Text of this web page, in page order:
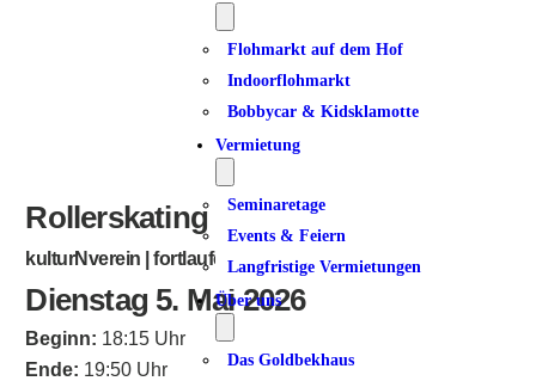
Flohmarkt auf dem Hof
Indoorflohmarkt
Bobbycar & Kidsklamotte
Vermietung
Seminaretage
Events & Feiern
Langfristige Vermietungen
Über uns
Das Goldbekhaus
Rollerskating
kulturNverein | fortlaufend
Dienstag 5. Mai 2026
Beginn: 18:15 Uhr
Ende: 19:50 Uhr